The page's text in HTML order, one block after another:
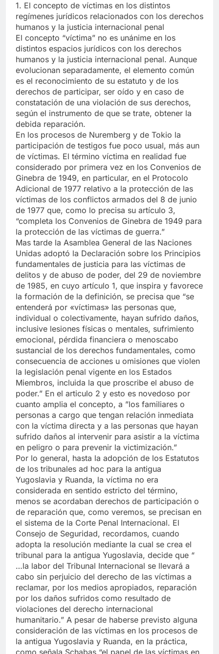
1. El concepto de víctimas en los distintos
regímenes jurídicos relacionados con los derechos
humanos y la justicia internacional penal
El concepto “víctima” no es unánime en los
distintos espacios jurídicos con los derechos
humanos y la justicia internacional penal. Aunque
evolucionan separadamente, el elemento común
es el reconocimiento de su estatuto y de los
derechos de participar, ser oído y en caso de
constatación de una violación de sus derechos,
según el instrumento de que se trate, obtener la
debida reparación.
En los procesos de Nuremberg y de Tokio la
participación de testigos fue poco usual, más aun
de víctimas. El término víctima en realidad fue
considerado por primera vez en los Convenios de
Ginebra de 1949, en particular, en el Protocolo
Adicional de 1977 relativo a la protección de las
víctimas de los conflictos armados del 8 de junio
de 1977 que, como lo precisa su artículo 3,
“completa los Convenios de Ginebra de 1949 para
la protección de las víctimas de guerra.”
Mas tarde la Asamblea General de las Naciones
Unidas adoptó la Declaración sobre los Principios
fundamentales de justicia para las víctimas de
delitos y de abuso de poder, del 29 de noviembre
de 1985, en cuyo artículo 1, que inspira y favorece
la formación de la definición, se precisa que “se
entenderá por «víctimas» las personas que,
individual o colectivamente, hayan sufrido daños,
inclusive lesiones físicas o mentales, sufrimiento
emocional, pérdida financiera o menoscabo
sustancial de los derechos fundamentales, como
consecuencia de acciones u omisiones que violen
la legislación penal vigente en los Estados
Miembros, incluida la que proscribe el abuso de
poder.” En el articulo 2 y esto es novedoso por
cuanto amplia el concepto, a ”los familiares o
personas a cargo que tengan relación inmediata
con la víctima directa y a las personas que hayan
sufrido daños al intervenir para asistir a la víctima
en peligro o para prevenir la victimización.”
Por lo general, hasta la adopción de los Estatutos
de los tribunales ad hoc para la antigua
Yugoslavia y Ruanda, la víctima no era
considerada en sentido estricto del término,
menos se acordaban derechos de participación o
de reparación que, como veremos, se precisan en
el sistema de la Corte Penal Internacional. El
Consejo de Seguridad, recordamos, cuando
adopta la resolución mediante la cual se crea el
tribunal para la antigua Yugoslavia, decide que “
…la labor del Tribunal Internacional se llevará a
cabo sin perjuicio del derecho de las víctimas a
reclamar, por los medios apropiados, reparación
por los daños sufridos como resultado de
violaciones del derecho internacional
humanitario.” A pesar de haberse previsto alguna
consideración de las víctimas en los procesos de
la antigua Yugoslavia y Ruanda, en la práctica,